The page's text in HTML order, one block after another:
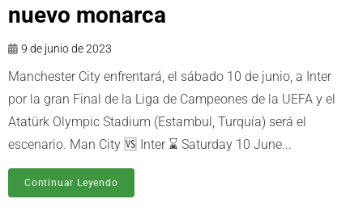
nuevo monarca
9 de junio de 2023
Manchester City enfrentará, el sábado 10 de junio, a Inter
por la gran Final de la Liga de Campeones de la UEFA y el
Atatürk Olympic Stadium (Estambul, Turquía) será el
escenario. Man City 🆚 Inter ⌛️ Saturday 10 June...
Continuar Leyendo